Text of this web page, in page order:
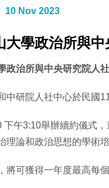
10 Nov 2023
大學政治所與
政治所與中央研究院人
中研院人社中心於民國
下午3:10舉辦續約儀式
理論和政治思想的學術
將可獲得一年度最高每